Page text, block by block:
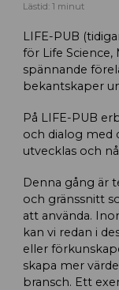
Lästid: 1 minut
LIFE-PUB
för Life Science,
spännande
bekantskaper
På LIFE-PUB
och dialog med
utvecklas och
Denna gång är
och gränssnitt
att använda.
kan vi redan i
eller
skapa mer
bransch. Ett